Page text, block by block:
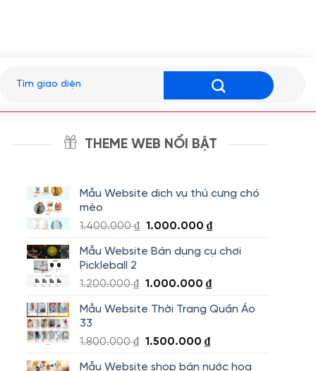
kiếm:
THEME WEB NỔI BẬT
Mẫu Website dịch vụ thú cưng chó
mèo
1.400.000₫ Giá
là:
1.000.000₫Giá
tại
1.000.000 ₫.
Mẫu Website Bán dụng cụ chơi
Pickleball 2
1.200.000₫ Giá
là:
1.000.000₫Giá
tại
Mẫu Website Thời Trang Quần Áo
33
1.800.000₫ Giá
1.500.000₫Giá
Mẫu Website shop bán nước hoa